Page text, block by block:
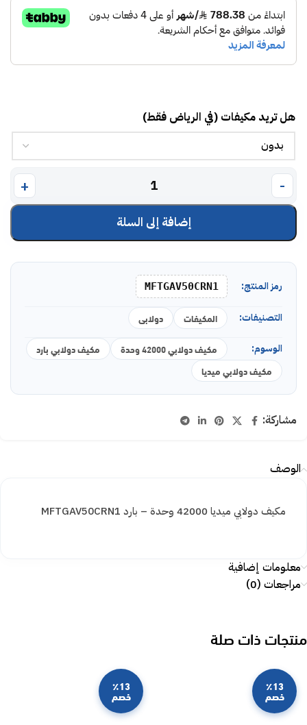
هل تريد مكيفات (في الرياض فقط)
إضافة إلى السلة
رمز المنتج: MFTGAV50CRN1
التصنيفات: المكيفات دولابى
الوسوم: مكيف دولابي 42000 وحدة
مكيف دولابي بارد
مكيف دولابي ميديا
مشاركة:
الوصف
مكيف دولابي ميديا 42000 وحدة – بارد MFTGAV50CRN1
معلومات إضافية
مراجعات (0)
منتجات ذات صلة
٪13
خصم
٪13
خصم